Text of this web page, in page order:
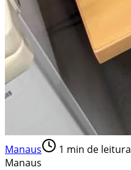
Manaus 1 min de leitura
Manaus